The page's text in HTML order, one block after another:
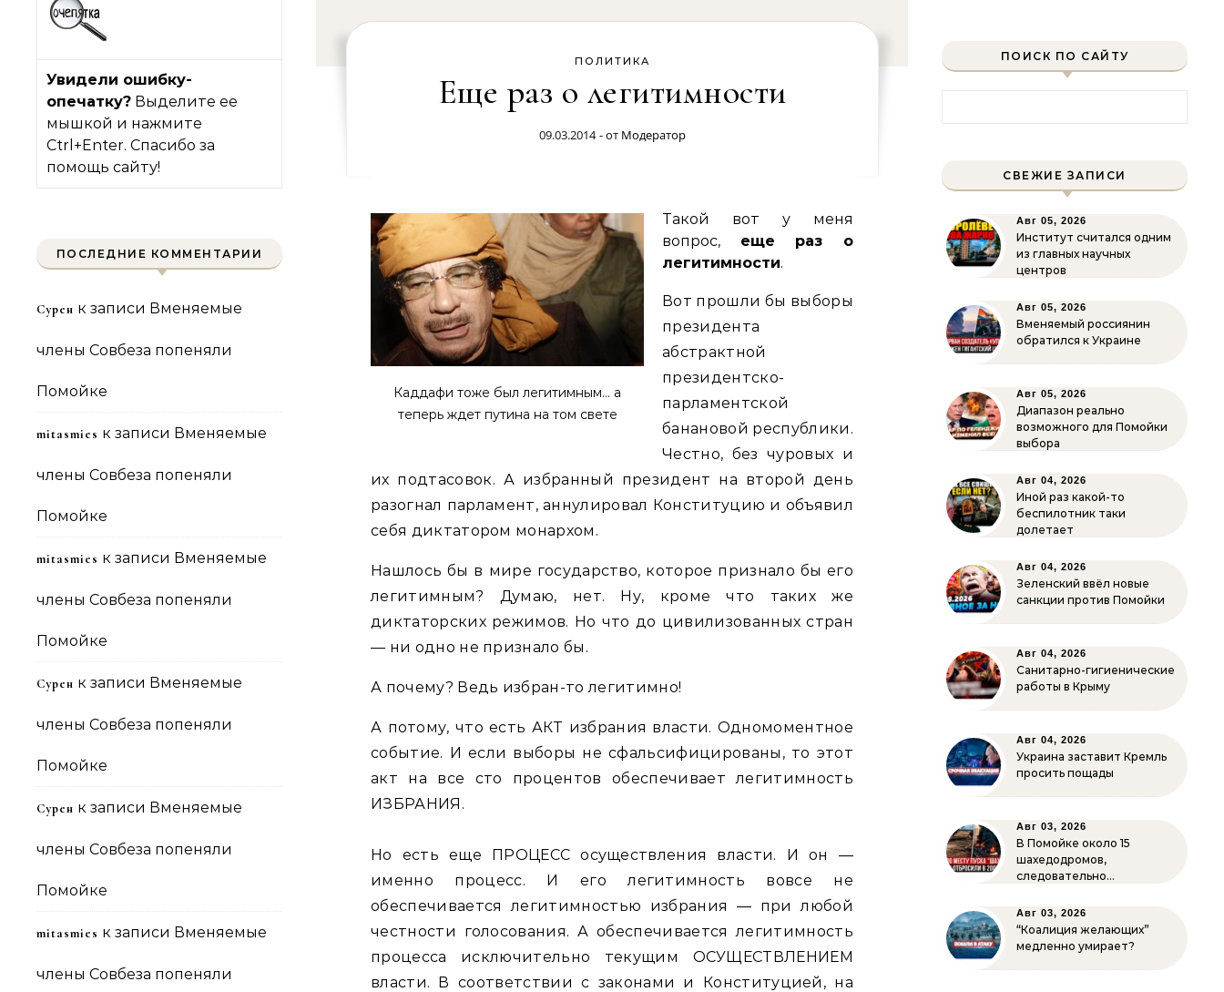
Увидели ошибку-
опечатку? Выделите ее
мышкой и нажмите
Ctrl+Enter. Спасибо за
помощь сайту!
ПОСЛЕДНИЕ КОММЕНТАРИИ
Сурен к записи Вменяемые
члены Совбеза попеняли
Помойке
mitasmies к записи Вменяемые
члены Совбеза попеняли
Помойке
mitasmies к записи Вменяемые
члены Совбеза попеняли
Помойке
Сурен к записи Вменяемые
члены Совбеза попеняли
Помойке
Сурен к записи Вменяемые
члены Совбеза попеняли
Помойке
mitasmies к записи Вменяемые
члены Совбеза попеняли
ПОЛИТИКА
Еще раз о легитимности
09.03.2014 - от Модератор
Каддафи тоже был легитимным… а
теперь ждет путина на том свете
Такой вот у меня
вопрос, еще раз о
легитимности.
Вот прошли бы выборы
президента
абстрактной
президентско-
парламентской
банановой республики.
Честно, без чуровых и
их подтасовок. А избранный президент на второй день
разогнал парламент, аннулировал Конституцию и объявил
себя диктатором монархом.
Нашлось бы в мире государство, которое признало бы его
легитимным? Думаю, нет. Ну, кроме что таких же
диктаторских режимов. Но что до цивилизованных стран
— ни одно не признало бы.
А почему? Ведь избран-то легитимно!
А потому, что есть АКТ избрания власти. Одномоментное
событие. И если выборы не сфальсифицированы, то этот
акт на все сто процентов обеспечивает легитимность
ИЗБРАНИЯ.
Но есть еще ПРОЦЕСС осуществления власти. И он —
именно процесс. И его легитимность вовсе не
обеспечивается легитимностью избрания — при любой
честности голосования. А обеспечивается легитимность
процесса исключительно текущим ОСУЩЕСТВЛЕНИЕМ
власти. В соответствии с законами и Конституцией, на
ПОИСК ПО САЙТУ
СВЕЖИЕ ЗАПИСИ
Авг 05, 2026
Институт считался одним
из главных научных
центров
Авг 05, 2026
Вменяемый россиянин
обратился к Украине
Авг 05, 2026
Диапазон реально
возможного для Помойки
выбора
Авг 04, 2026
Иной раз какой-то
беспилотник таки
долетает
Авг 04, 2026
Зеленский ввёл новые
санкции против Помойки
Авг 04, 2026
Санитарно-гигиенические
работы в Крыму
Авг 04, 2026
Украина заставит Кремль
просить пощады
Авг 03, 2026
В Помойке около 15
шахедодромов,
следовательно…
Авг 03, 2026
“Коалиция желающих”
медленно умирает?